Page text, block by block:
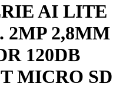
AI LITE
2MP 2,8MM
120DB
MICRO SD